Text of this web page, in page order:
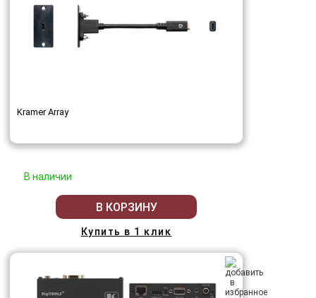
Kramer Array
В наличии
В КОРЗИНУ
Купить в 1 клик